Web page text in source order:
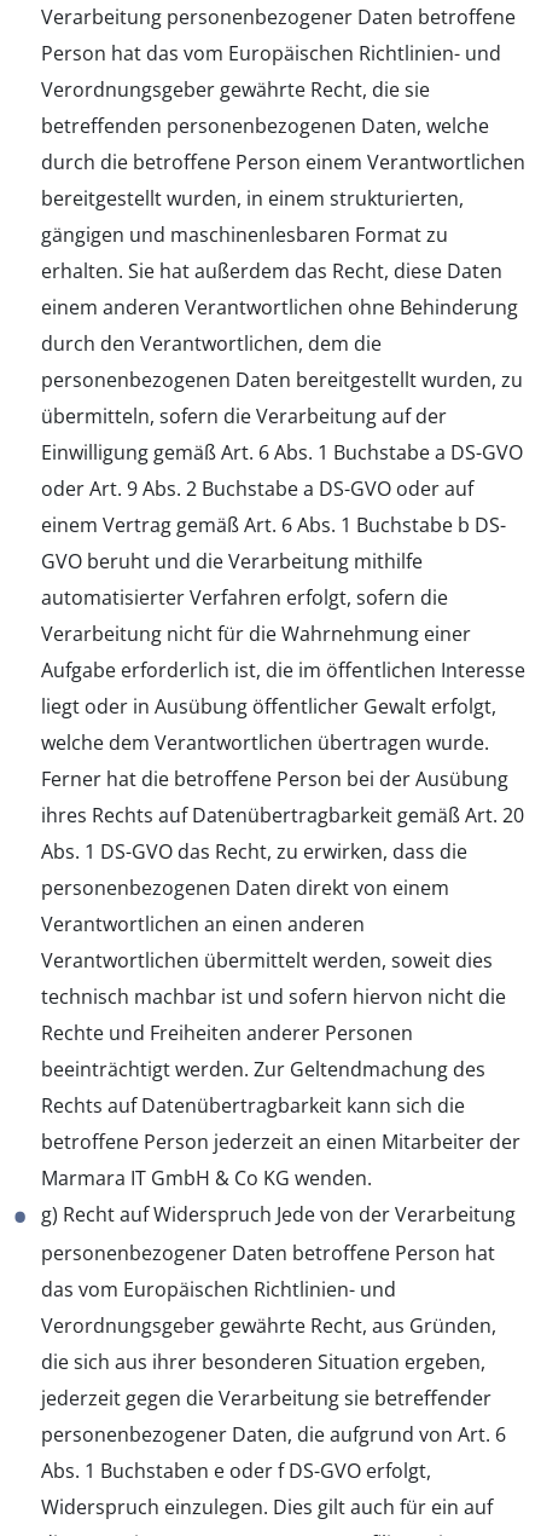
Verarbeitung personenbezogener Daten betroffene
Person hat das vom Europäischen Richtlinien- und
Verordnungsgeber gewährte Recht, die sie
betreffenden personenbezogenen Daten, welche
durch die betroffene Person einem Verantwortlichen
bereitgestellt wurden, in einem strukturierten,
gängigen und maschinenlesbaren Format zu
erhalten. Sie hat außerdem das Recht, diese Daten
einem anderen Verantwortlichen ohne Behinderung
durch den Verantwortlichen, dem die
personenbezogenen Daten bereitgestellt wurden, zu
übermitteln, sofern die Verarbeitung auf der
Einwilligung gemäß Art. 6 Abs. 1 Buchstabe a DS-GVO
oder Art. 9 Abs. 2 Buchstabe a DS-GVO oder auf
einem Vertrag gemäß Art. 6 Abs. 1 Buchstabe b DS-
GVO beruht und die Verarbeitung mithilfe
automatisierter Verfahren erfolgt, sofern die
Verarbeitung nicht für die Wahrnehmung einer
Aufgabe erforderlich ist, die im öffentlichen Interesse
liegt oder in Ausübung öffentlicher Gewalt erfolgt,
welche dem Verantwortlichen übertragen wurde.
Ferner hat die betroffene Person bei der Ausübung
ihres Rechts auf Datenübertragbarkeit gemäß Art. 20
Abs. 1 DS-GVO das Recht, zu erwirken, dass die
personenbezogenen Daten direkt von einem
Verantwortlichen an einen anderen
Verantwortlichen übermittelt werden, soweit dies
technisch machbar ist und sofern hiervon nicht die
Rechte und Freiheiten anderer Personen
beeinträchtigt werden. Zur Geltendmachung des
Rechts auf Datenübertragbarkeit kann sich die
betroffene Person jederzeit an einen Mitarbeiter der
Marmara IT GmbH & Co KG wenden.
g) Recht auf Widerspruch Jede von der Verarbeitung
personenbezogener Daten betroffene Person hat
das vom Europäischen Richtlinien- und
Verordnungsgeber gewährte Recht, aus Gründen,
die sich aus ihrer besonderen Situation ergeben,
jederzeit gegen die Verarbeitung sie betreffender
personenbezogener Daten, die aufgrund von Art. 6
Abs. 1 Buchstaben e oder f DS-GVO erfolgt,
Widerspruch einzulegen. Dies gilt auch für ein auf